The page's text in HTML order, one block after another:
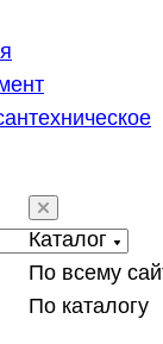
Каталог
По всему
По каталогу